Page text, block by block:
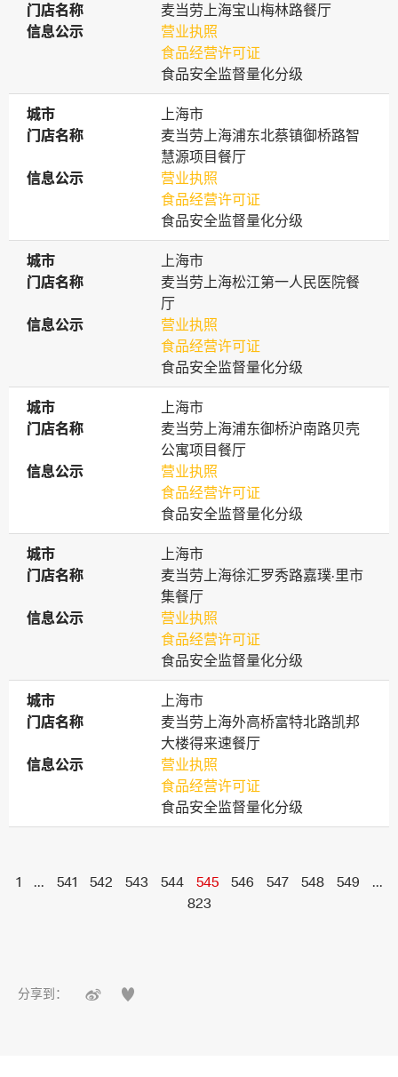
门店名称
门店名称
麦当劳上海宝山梅林路餐厅
信息公示
信息公示
营业执照
食品经营许可证
食品安全监督量化分级
城市
城市
上海市
门店名称
门店名称
麦当劳上海浦东北蔡镇御桥路智
慧源项目餐厅
信息公示
信息公示
营业执照
食品经营许可证
食品安全监督量化分级
城市
城市
上海市
门店名称
门店名称
麦当劳上海松江第一人民医院餐
厅
信息公示
信息公示
营业执照
食品经营许可证
食品安全监督量化分级
城市
城市
上海市
门店名称
门店名称
麦当劳上海浦东御桥沪南路贝壳
公寓项目餐厅
信息公示
信息公示
营业执照
食品经营许可证
食品安全监督量化分级
城市
城市
上海市
门店名称
门店名称
麦当劳上海徐汇罗秀路嘉璞·里市
集餐厅
信息公示
信息公示
营业执照
食品经营许可证
食品安全监督量化分级
城市
城市
上海市
门店名称
门店名称
麦当劳上海外高桥富特北路凯邦
大楼得来速餐厅
信息公示
信息公示
营业执照
食品经营许可证
食品安全监督量化分级
1 ... 541 542 543 544 545 546 547 548 549
...
823
分享到：  